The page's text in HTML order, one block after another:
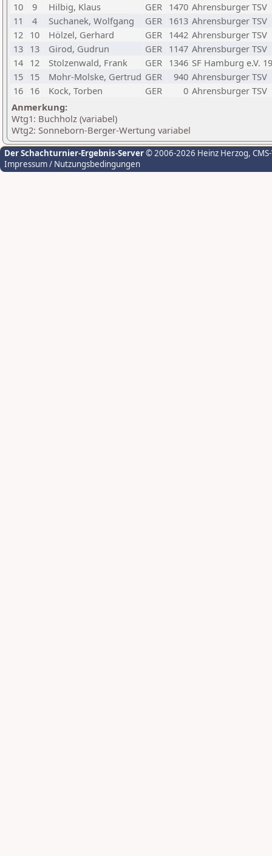
10
9 Hilbig, Klaus GER 1470 Ahrensburger TSV
11
4 Suchanek, Wolfgang GER 1613 Ahrensburger TSV
12 10 Hölzel, Gerhard GER 1442 Ahrensburger TSV
13 13 Girod, Gudrun GER 1147 Ahrensburger TSV
14 12 Stolzenwald, Frank GER 1346 SF Hamburg e.V.
15 15 Mohr-Molske, Gertrud GER 940 Ahrensburger TSV
16 16 Kock, Torben GER 0 Ahrensburger TSV
Anmerkung:
Wtg1: Buchholz (variabel)
Wtg2: Sonneborn-Berger-Wertung variabel
Der Schachturnier-Ergebnis-Server© 2006-2026 Heinz Herzog,
Impressum / Nutzungsbedingungen